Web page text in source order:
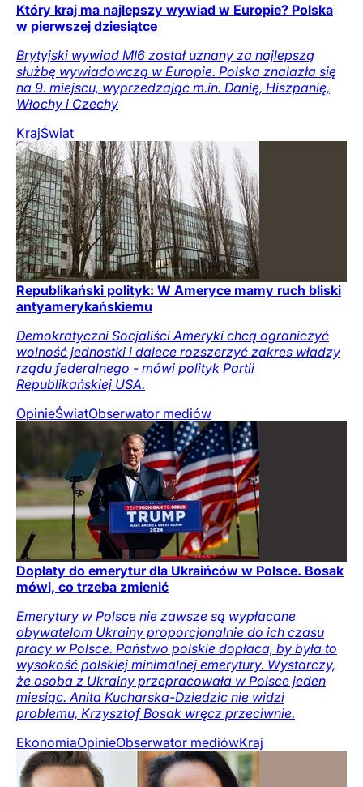
Który kraj ma najlepszy wywiad w Europie? Polska
w pierwszej dziesiątce
Brytyjski wywiad MI6 został uznany za najlepszą
służbę wywiadowczą w Europie. Polska znalazła się
na 9. miejscu, wyprzedzając m.in. Danię, Hiszpanię,
Włochy i Czechy
KrajŚwiat
Republikański polityk: W Ameryce mamy ruch bliski
antyamerykańskiemu
Demokratyczni Socjaliści Ameryki chcą ograniczyć
wolność jednostki i dalece rozszerzyć zakres władzy
rządu federalnego - mówi polityk Partii
Republikańskiej USA.
OpinieŚwiatObserwator mediów
Dopłaty do emerytur dla Ukraińców w Polsce. Bosak
mówi, co trzeba zmienić
Emerytury w Polsce nie zawsze są wypłacane
obywatelom Ukrainy proporcjonalnie do ich czasu
pracy w Polsce. Państwo polskie dopłaca, by była to
wysokość polskiej minimalnej emerytury. Wystarczy,
że osoba z Ukrainy przepracowała w Polsce jeden
miesiąc. Anita Kucharska-Dziedzic nie widzi
problemu, Krzysztof Bosak wręcz przeciwnie.
EkonomiaOpinieObserwator mediówKraj